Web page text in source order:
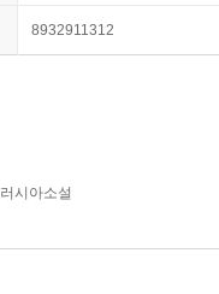
8932911312
러시아소설